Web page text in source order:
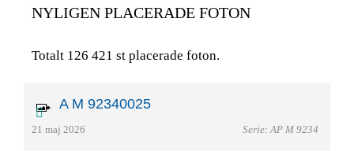
NYLIGEN PLACERADE FOTON
Totalt 126 421 st placerade foton.
A M 92340025
21 maj 2026 Serie: AP M 9234